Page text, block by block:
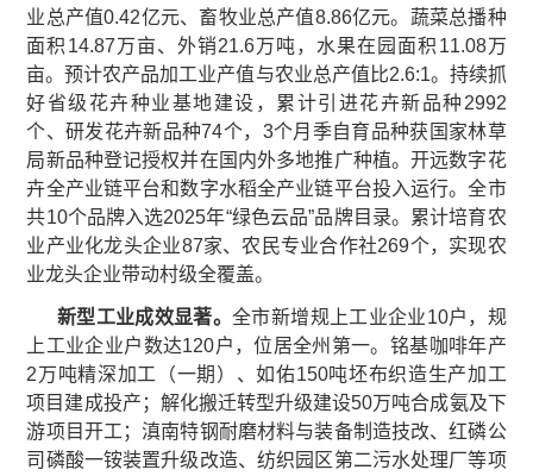
业总产值0.42亿元、畜牧业总产值8.86亿元。蔬菜总播种
面积14.87万亩、外销21.6万吨，水果在园面积11.08万
亩。预计农产品加工业产值与农业总产值比2.6:1。持续抓
好省级花卉种业基地建设，累计引进花卉新品种2992
个、研发花卉新品种74个，3个月季自育品种获国家林草
局新品种登记授权并在国内外多地推广种植。开远数字花
卉全产业链平台和数字水稻全产业链平台投入运行。全市
共10个品牌入选2025年“绿色云品”品牌目录。累计培育农
业产业化龙头企业87家、农民专业合作社269个，实现农
业龙头企业带动村级全覆盖。
新型工业成效显著。全市新增规上工业企业10户，规
上工业企业户数达120户，位居全州第一。铭基咖啡年产
2万吨精深加工（一期）、如佑150吨坯布织造生产加工
项目建成投产；解化搬迁转型升级建设50万吨合成氨及下
游项目开工；滇南特钢耐磨材料与装备制造技改、红磷公
司磷酸一铵装置升级改造、纺织园区第二污水处理厂等项